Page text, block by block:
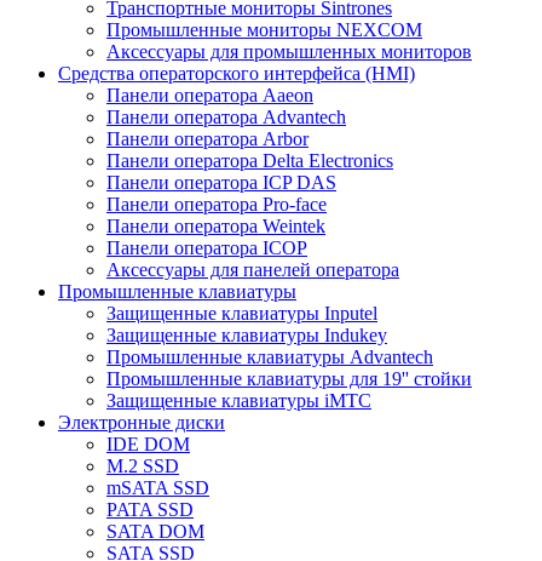
Транспортные мониторы Sintrones
Промышленные мониторы NEXCOM
Аксессуары для промышленных мониторов
Средства операторского интерфейса (HMI)
Панели оператора Aaeon
Панели оператора Advantech
Панели оператора Arbor
Панели оператора Delta Electronics
Панели оператора ICP DAS
Панели оператора Pro-face
Панели оператора Weintek
Панели оператора ICOP
Аксессуары для панелей оператора
Промышленные клавиатуры
Защищенные клавиатуры Inputel
Защищенные клавиатуры Indukey
Промышленные клавиатуры Advantech
Промышленные клавиатуры для 19'' стойки
Защищенные клавиатуры iMTC
Электронные диски
IDE DOM
M.2 SSD
mSATA SSD
PATA SSD
SATA DOM
SATA SSD